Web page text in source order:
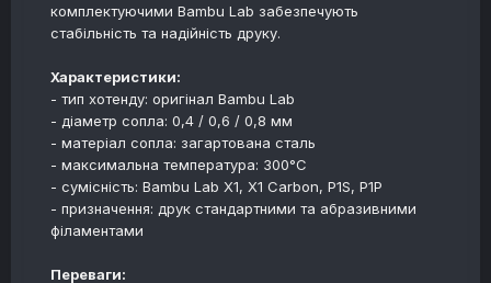
комплектуючими Bambu Lab забезпечують
стабільність та надійність друку.
Характеристики:
- тип хотенду: оригінал Bambu Lab
- діаметр сопла: 0,4 / 0,6 / 0,8 мм
- матеріал сопла: загартована сталь
- максимальна температура: 300°C
- сумісність: Bambu Lab X1, X1 Carbon, P1S, P1P
- призначення: друк стандартними та абразивними
філаментами
Переваги: